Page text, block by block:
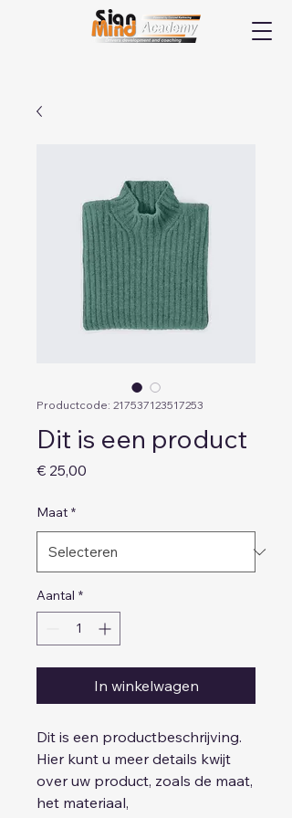
Productcode: 217537123517253
Dit is een product
€ 25,00
Maat *
Aantal *
In winkelwagen
Dit is een productbeschrijving.
Hier kunt u meer details kwijt
over uw product, zoals de maat,
het materiaal,